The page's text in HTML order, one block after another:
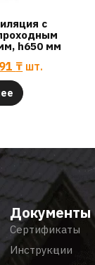
с
h650 мм
₸ шт.
Документы
Сертификаты
Инструкции